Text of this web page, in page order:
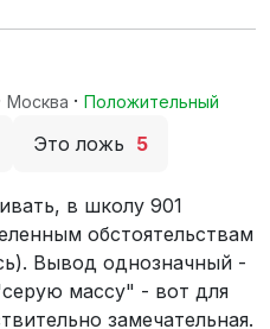
Москва · Положительный
Это ложь 5
в школу 901
обстоятельствам
Вывод однозначный -
массу" - вот для
замечательная.